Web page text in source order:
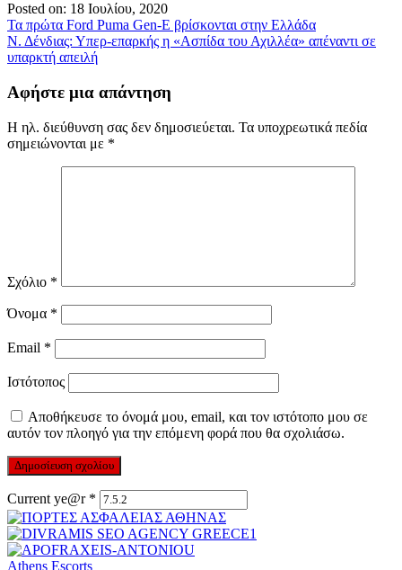
Posted on: 18 Ιουλίου, 2020
Πλοήγηση
άρθρων
Τα πρώτα Ford Puma Gen-E βρίσκονται στην Ελλάδα
Ν. Δένδιας: Υπερ-επαρκής η «Ασπίδα του Αχιλλέα» απέναντι σε
υπαρκτή απειλή
Αφήστε μια απάντηση
Η ηλ. διεύθυνση σας δεν δημοσιεύεται. Τα υποχρεωτικά πεδία
σημειώνονται με *
Σχόλιο *
Όνομα *
Email *
Ιστότοπος
Αποθήκευσε το όνομά μου, email, και τον ιστότοπο μου σε
αυτόν τον πλοηγό για την επόμενη φορά που θα σχολιάσω.
Current ye@r *
Athens Escorts